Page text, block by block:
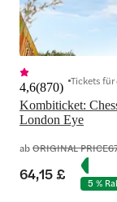
Kombiticket:
London Eye
4,6(870) Tickets
abORIGINAL PRICE
64,15 £ 5 %